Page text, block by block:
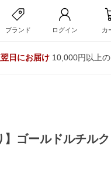
ブランド ログイン カ
日にお届け10,000円以上
】ゴールドルチル